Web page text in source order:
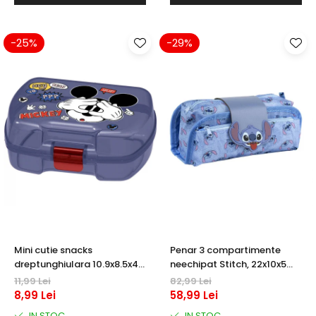
Warner
Wonder Woman
FLAMINGO
Gorjuss
Incaltaminte fete
Ghete si cizme fete
Pantofi fete
Pantofi sport fete
-25%
Mini cutie snacks
dreptunghiulara 10.9x8.5x4
cm, Mickey Mouse
11,99 Lei
8,99 Lei
-29%
Penar 3 compartimente
neechipat Stitch, 22x10x5
cm
82,99 Lei
58,99 Lei